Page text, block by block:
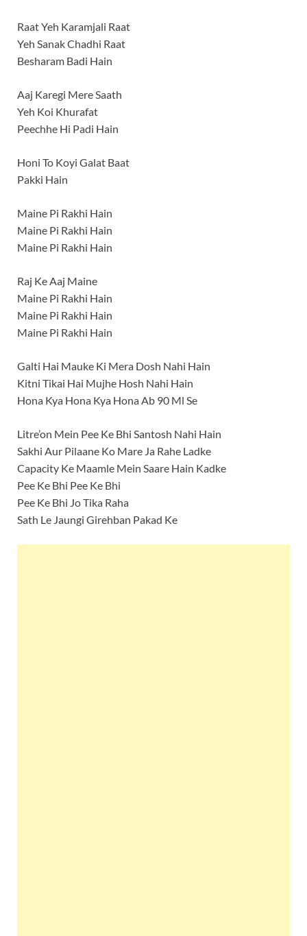
Raat Yeh Karamjali Raat
Yeh Sanak Chadhi Raat
Besharam Badi Hain
Aaj Karegi Mere Saath
Yeh Koi Khurafat
Peechhe Hi Padi Hain
Honi To Koyi Galat Baat
Pakki Hain
Maine Pi Rakhi Hain
Maine Pi Rakhi Hain
Maine Pi Rakhi Hain
Raj Ke Aaj Maine
Maine Pi Rakhi Hain
Maine Pi Rakhi Hain
Maine Pi Rakhi Hain
Galti Hai Mauke Ki Mera Dosh Nahi Hain
Kitni Tikai Hai Mujhe Hosh Nahi Hain
Hona Kya Hona Kya Hona Ab 90 Ml Se
Litre’on Mein Pee Ke Bhi Santosh Nahi Hain
Sakhi Aur Pilaane Ko Mare Ja Rahe Ladke
Capacity Ke Maamle Mein Saare Hain Kadke
Pee Ke Bhi Pee Ke Bhi
Pee Ke Bhi Jo Tika Raha
Sath Le Jaungi Girehban Pakad Ke